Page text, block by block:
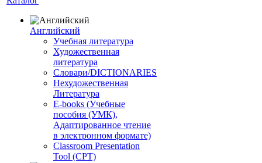
Английский
Учебная литература
Художественная
литература
Словари/DICTIONARIES
Нехудожественная
Литература
E-books (Учебные
пособия (УМК),
Адаптированное чтение
в электронном формате)
Classroom Presentation
Tool (CPT)